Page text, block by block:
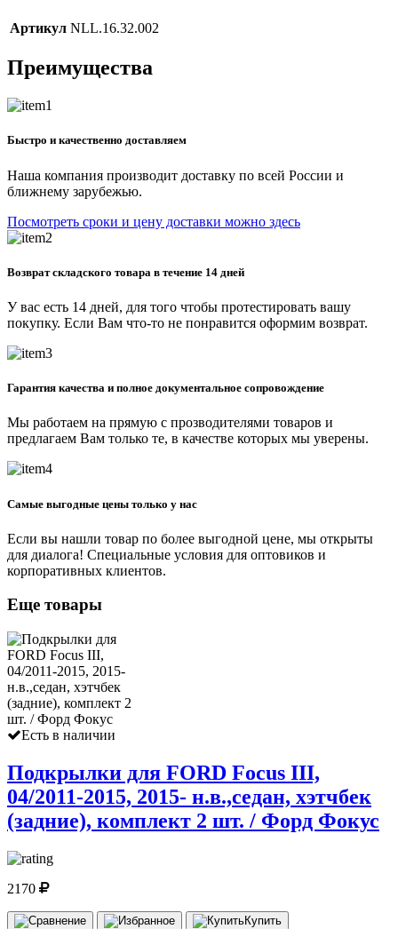
Артикул NLL.16.32.002
Преимущества
Быстро и качественно доставляем
Наша компания производит доставку по всей России и
ближнему зарубежью.
Посмотреть сроки и цену доставки можно здесь
Возврат складского товара в течение 14 дней
У вас есть 14 дней, для того чтобы протестировать вашу
покупку. Если Вам что-то не понравится оформим возврат.
Гарантия качества и полное документальное сопровождение
Мы работаем на прямую с прозводителями товаров и
предлагаем Вам только те, в качестве которых мы уверены.
Самые выгодные цены только у нас
Если вы нашли товар по более выгодной цене, мы открыты
для диалога! Специальные условия для оптовиков и
корпоративных клиентов.
Еще товары
Есть в наличии
Подкрылки для FORD Focus III,
04/2011-2015, 2015- н.в.,седан, хэтчбек
(задние), комплект 2 шт. / Форд Фокус
2170
Купить